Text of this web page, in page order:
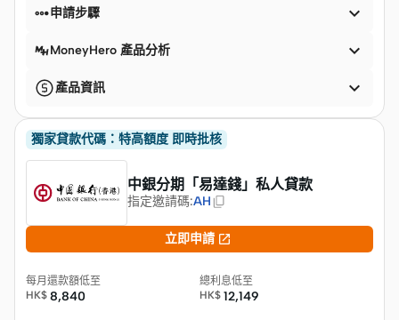
申請步驟 
MoneyHero 產品分析 
產品資訊 
獨家貸款代碼：特高額度 即時批核
中銀分期「易達錢」私人貸款
指定邀請碼:AH
立即申請 
每月還款額低至
HK$ 8,840
總利息低至
HK$ 12,149